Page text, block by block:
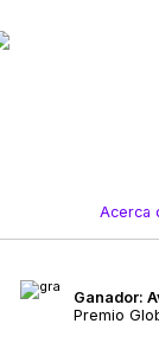
Acerca
Ganador:
Premio